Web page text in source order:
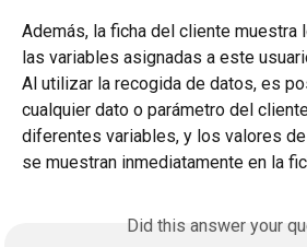
Además, la ficha del cliente muestra
las variables asignadas a este
Al utilizar la recogida de datos, es
cualquier dato o parámetro del
diferentes variables, y los valores
se muestran inmediatamente en la
Did this answer your